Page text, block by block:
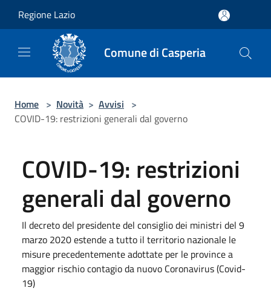
Regione Lazio
Comune di Casperia
Home > Novità > Avvisi >
COVID-19: restrizioni generali dal governo
COVID-19: restrizioni
generali dal governo
Il decreto del presidente del consiglio dei ministri del 9
marzo 2020 estende a tutto il territorio nazionale le
misure precedentemente adottate per le province a
maggior rischio contagio da nuovo Coronavirus (Covid-
19)